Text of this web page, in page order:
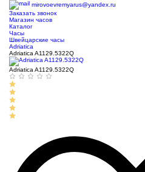
mirovoevremyarus@yandex.ru
Заказать звонок
Магазин часов
Каталог
Часы
Швейцарские часы
Adriatica
Adriatica A1129.5322Q
Adriatica A1129.5322Q